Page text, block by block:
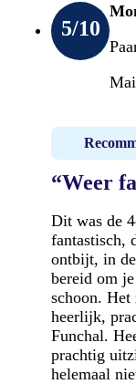
5/10
“Weer
Dit was de
fantastisch,
ontbijt, in
bereid om
schoon. Het
heerlijk,
Funchal.
prachtig
helemaal